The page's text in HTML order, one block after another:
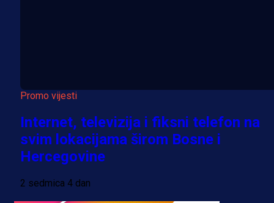
Promo vijesti
Internet, televizija i fiksni telefon na
svim lokacijama širom Bosne i
Hercegovine
2 sedmica 4 dan